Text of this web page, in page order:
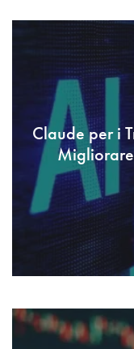
Claude per i